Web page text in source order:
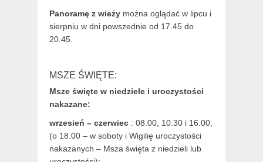
Panoramę z wieży można oglądać w lipcu i
sierpniu w dni powszednie od 17.45 do
20.45.
MSZE ŚWIĘTE:
Msze święte w niedziele i uroczystości
nakazane:
wrzesień – czerwiec : 08.00, 10.30 i 16.00;
(o 18.00 – w soboty i Wigilię uroczystości
nakazanych – Msza święta z niedzieli lub